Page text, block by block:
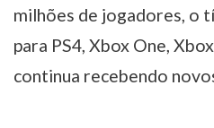
milhões de jogadores, o
para PS4, Xbox One,
continua recebendo